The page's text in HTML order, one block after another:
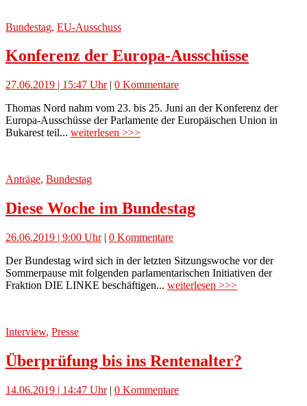
Bundestag, EU-Ausschuss
Konferenz der Europa-Ausschüsse
27.06.2019 | 15:47 Uhr| 0 Kommentare
Thomas Nord nahm vom 23. bis 25. Juni an der Konferenz der
Europa-Ausschüsse der Parlamente der Europäischen Union in
Bukarest teil... weiterlesen >>>
Anträge, Bundestag
Diese Woche im Bundestag
26.06.2019 | 9:00 Uhr| 0 Kommentare
Der Bundestag wird sich in der letzten Sitzungswoche vor der
Sommerpause mit folgenden parlamentarischen Initiativen der
Fraktion DIE LINKE beschäftigen... weiterlesen >>>
Interview, Presse
Überprüfung bis ins Rentenalter?
14.06.2019 | 14:47 Uhr| 0 Kommentare